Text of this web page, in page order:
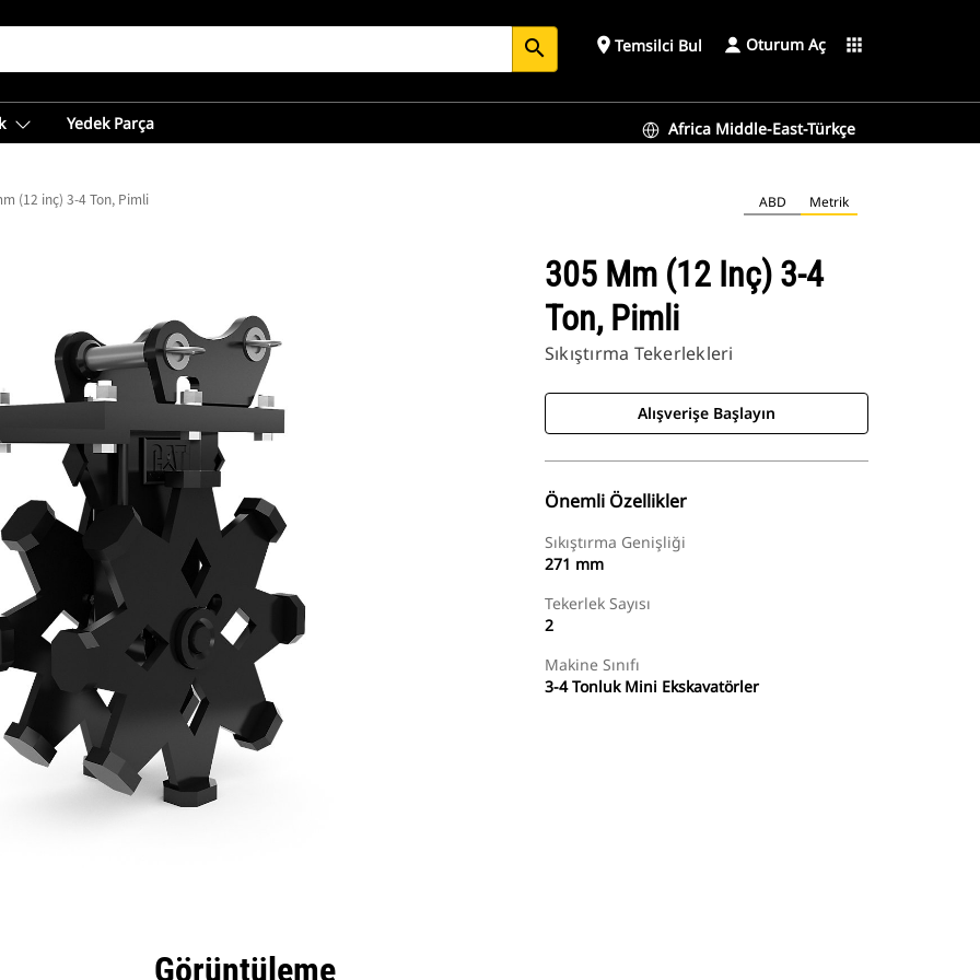
search place Temsilci Bul Oturum Aç apps
Yedek Parça Africa Middle-East-Türkçe
(12 inç) 3-4 Ton, Pimli ABD Metrik
305 Mm (12 Inç) 3-4
Ton, Pimli
Sıkıştırma Tekerlekleri
Alışverişe Başlayın
Önemli Özellikler
Sıkıştırma Genişliği
271 mm
Tekerlek Sayısı
2
Makine Sınıfı
3-4 Tonluk Mini Ekskavatörler
Görüntüleme